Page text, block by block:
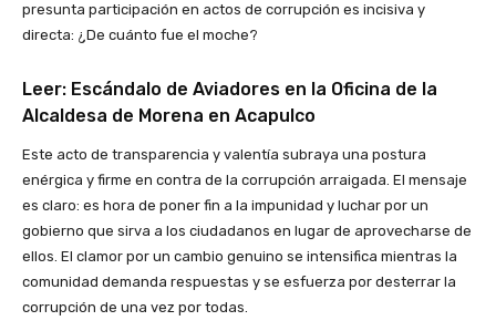
presunta participación en actos de corrupción es incisiva y
directa: ¿De cuánto fue el moche?
Leer: Escándalo de Aviadores en la Oficina de la
Alcaldesa de Morena en Acapulco
Este acto de transparencia y valentía subraya una postura
enérgica y firme en contra de la corrupción arraigada. El mensaje
es claro: es hora de poner fin a la impunidad y luchar por un
gobierno que sirva a los ciudadanos en lugar de aprovecharse de
ellos. El clamor por un cambio genuino se intensifica mientras la
comunidad demanda respuestas y se esfuerza por desterrar la
corrupción de una vez por todas.